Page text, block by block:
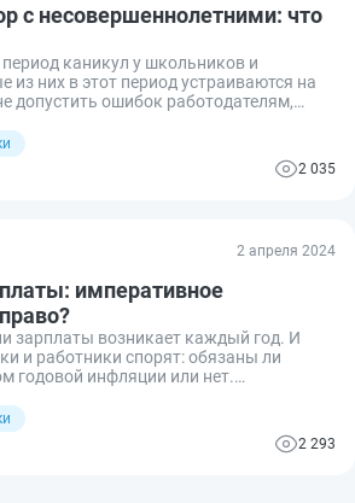
с несовершеннолетними: что
каникул у школьников и
из них в этот период устраиваются на
допустить ошибок работодателям,
2 035
2 апреля 2024
императивное
зарплаты возникает каждый год. И
и работники спорят: обязаны ли
годовой инфляции или нет.
2 293